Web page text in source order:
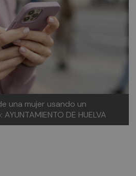
una mujer usando un
AYUNTAMIENTO DE HUELVA